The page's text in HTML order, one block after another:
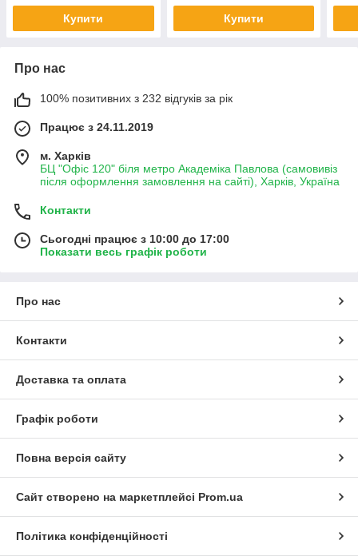
Купити Купити
Про нас
100% позитивних з 232 відгуків за рік
Працює з 24.11.2019
м. Харків
БЦ "Офіс 120" біля метро Академіка Павлова (самовивіз
після оформлення замовлення на сайті), Харків, Україна
Контакти
Сьогодні працює з 10:00 до 17:00
Показати весь графік роботи
Про нас
Контакти
Доставка та оплата
Графік роботи
Повна версія сайту
Сайт створено на маркетплейсі Prom.ua
Політика конфіденційності